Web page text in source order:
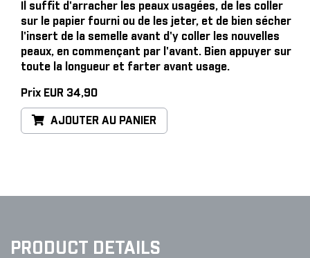
Il suffit d'arracher les peaux usagées, de les coller
sur le papier fourni ou de les jeter, et de bien sécher
l'insert de la semelle avant d'y coller les nouvelles
peaux, en commençant par l'avant. Bien appuyer sur
toute la longueur et farter avant usage.
Prix EUR 34,90
AJOUTER AU PANIER
PRODUCT DETAILS